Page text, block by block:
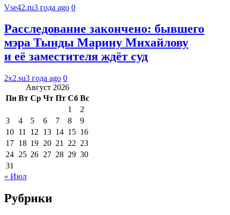
Vse42.ru3 года ago 0
Расследование закончено: бывшего
мэра Тынды Марину Михайлову
и её заместителя ждёт суд
2x2.su3 года ago 0
Август 2026
Пн Вт Ср Чт Пт Сб Вс
1
2
3
4 5 6 7 8
9
10 11 12 13 14 15 16
17 18 19 20 21 22 23
24 25 26 27 28 29 30
31
« Июл
Рубрики